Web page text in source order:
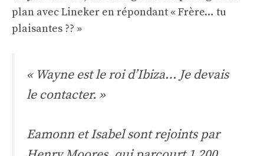
plan avec Lineker en répondant « Frère… tu
plaisantes ?? »
« Wayne est le roi d’Ibiza… Je devais
le contacter. »
Eamonn et Isabel sont rejoints par